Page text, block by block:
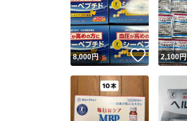
8,000円 いいね！
2,100円